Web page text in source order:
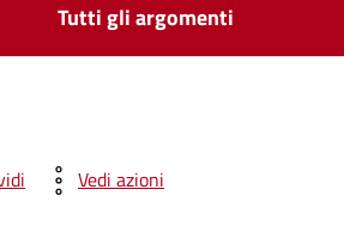
Tutti gli argomenti
Vedi azioni